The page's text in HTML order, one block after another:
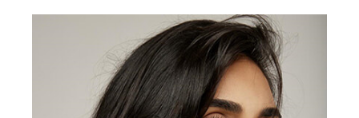
בין טהרן לתל אביב - מסע אישי של לירז צ'רכי